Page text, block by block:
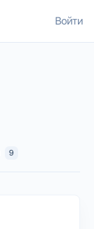
Войти
9